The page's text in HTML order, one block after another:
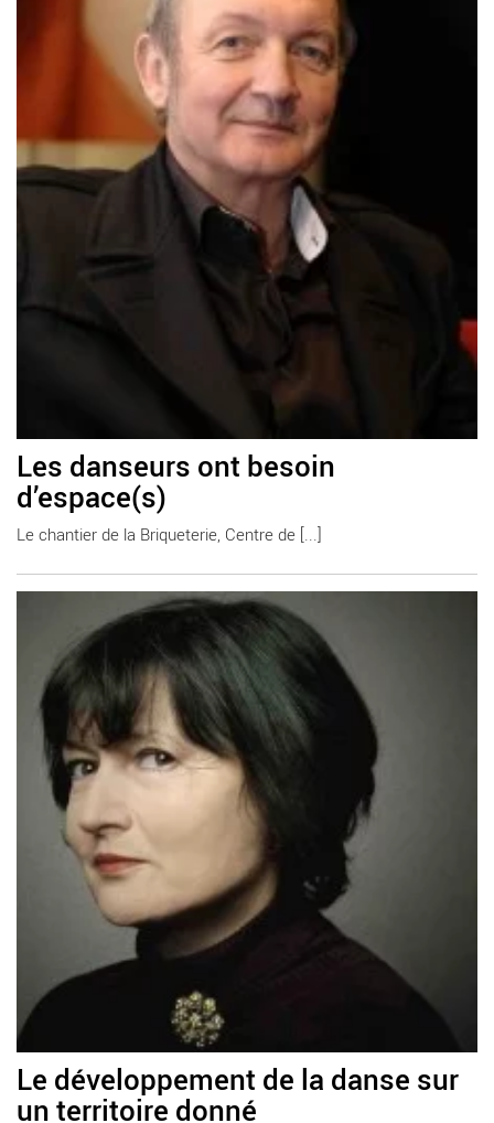
Les danseurs ont besoin
d’espace(s)
Le chantier de la Briqueterie, Centre de [...]
Le développement de la danse sur
un territoire donné
En savoir plus